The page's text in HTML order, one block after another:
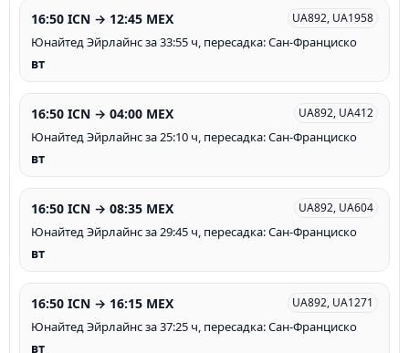
16:50 ICN → 12:45 MEX UA892, UA1958
Юнайтед Эйрлайнс за 33:55 ч, пересадка: Сан-Франциско
вт
16:50 ICN → 04:00 MEX UA892, UA412
Юнайтед Эйрлайнс за 25:10 ч, пересадка: Сан-Франциско
вт
16:50 ICN → 08:35 MEX UA892, UA604
Юнайтед Эйрлайнс за 29:45 ч, пересадка: Сан-Франциско
вт
16:50 ICN → 16:15 MEX UA892, UA1271
Юнайтед Эйрлайнс за 37:25 ч, пересадка: Сан-Франциско
вт